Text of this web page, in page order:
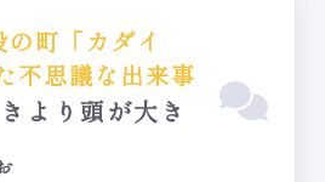
町「カダイ
不思議な出来事
より頭が大き